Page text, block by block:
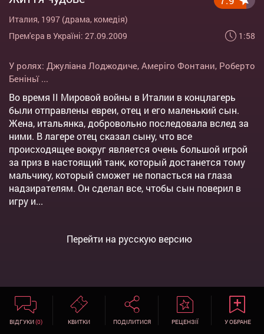
Италия, 1997 (драма, комедія)
Прем'єра в Україні: 27.09.2009
1:58
У ролях: Джуліана Лоджодиче, Амеріго Фонтани, Роберто
Беніньї...
Во время II Мировой войны в Италии в концлагерь
были отправлены евреи, отец и его маленький сын.
Жена, итальянка, добровольно последовала вслед за
ними. В лагере отец сказал сыну, что все
происходящее вокруг является очень большой игрой
за приз в настоящий танк, который достанется тому
мальчику, который сможет не попасться на глаза
надзирателям. Он сделал все, чтобы сын поверил в
игру и...
Перейти на русскую версию
ВІДГУКИ(0) КВИТКИ ПОДІЛИТИСЯ РЕЦЕНЗІЇ У ОБРАНЕ